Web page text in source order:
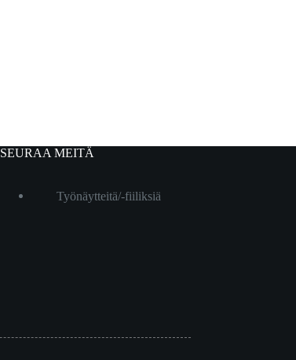
SEURAA MEITÄ
Työnäytteitä/-fiiliksiä